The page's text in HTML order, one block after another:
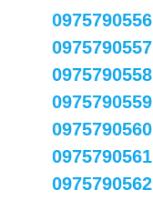
0975790556
0975790557
0975790558
0975790559
0975790560
0975790561
0975790562